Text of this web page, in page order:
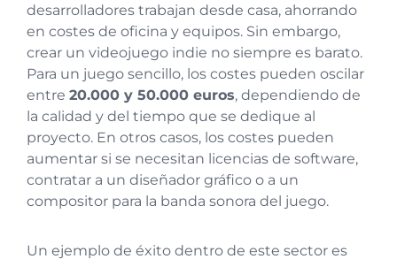
desarrolladores trabajan desde casa, ahorrando
en costes de oficina y equipos. Sin embargo,
crear un videojuego indie no siempre es barato.
Para un juego sencillo, los costes pueden oscilar
entre 20.000 y 50.000 euros, dependiendo de
la calidad y del tiempo que se dedique al
proyecto. En otros casos, los costes pueden
aumentar si se necesitan licencias de software,
contratar a un diseñador gráfico o a un
compositor para la banda sonora del juego.
Un ejemplo de éxito dentro de este sector es